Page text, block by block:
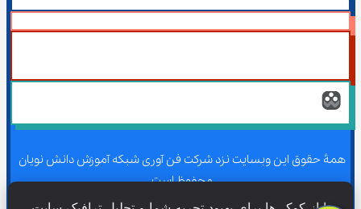
همۀ حقوق این وبسایت نزد شرکت فن آوری شبکه آموزش دانش نویان
محفوظ است.